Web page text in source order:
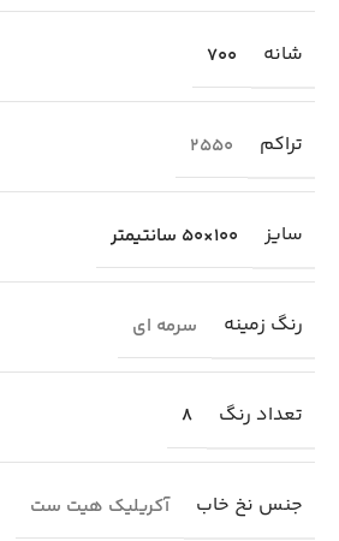
شانه 700
تراکم 2550
سایز 100×50 سانتیمتر
رنگ زمینه سرمه ای
تعداد رنگ 8
جنس نخ خاب آکریلیک هیت ست